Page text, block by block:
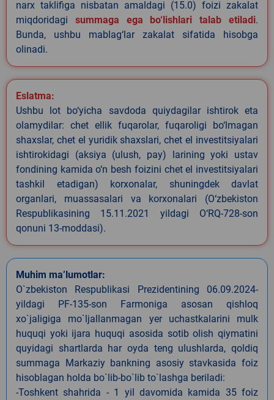
narx taklifiga nisbatan amaldagi (15.0) foizi zakalat
miqdoridagi summaga ega bo‘lishlari talab etiladi.
Bunda, ushbu mablag‘lar zakalat sifatida hisobga
olinadi.
Eslatma:
Ushbu lot bo‘yicha savdoda quiydagilar ishtirok eta
olamydilar: chet ellik fuqarolar, fuqaroligi bo‘lmagan
shaxslar, chet el yuridik shaxslari, chet el investitsiyalari
ishtirokidagi (aksiya (ulush, pay) larining yoki ustav
fondining kamida o‘n besh foizini chet el investitsiyalari
tashkil etadigan) korxonalar, shuningdek davlat
organlari, muassasalari va korxonalari (O‘zbekiston
Respublikasining 15.11.2021 yildagi O‘RQ-728-son
qonuni 13-moddasi).
Muhim ma’lumotlar:
O`zbekiston Respublikasi Prezidentining 06.09.2024-
yildagi PF-135-son Farmoniga asosan qishloq
xo`jaligiga mo`ljallanmagan yer uchastkalarini mulk
huquqi yoki ijara huquqi asosida sotib olish qiymatini
quyidagi shartlarda har oyda teng ulushlarda, qoldiq
summaga Markaziy bankning asosiy stavkasida foiz
hisoblagan holda bo`lib-bo`lib to`lashga beriladi:
-Toshkent shahrida - 1 yil davomida kamida 35 foiz